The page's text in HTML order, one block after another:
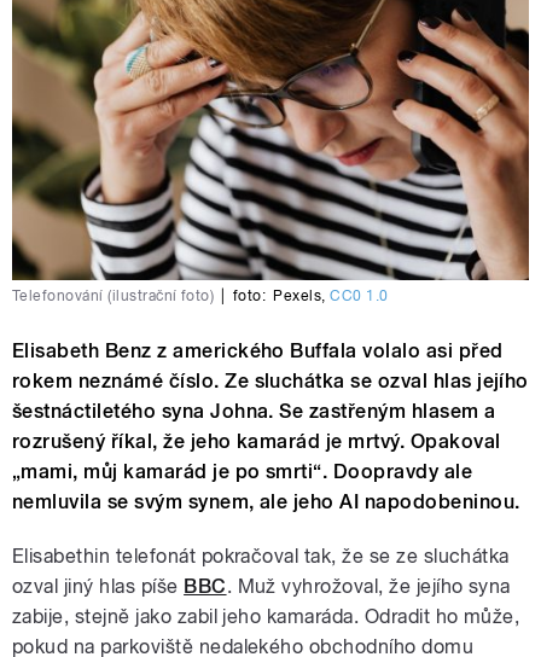
Telefonování (ilustrační foto) foto: Pexels ,CC0 1.0
Elisabeth Benz z amerického Buffala volalo asi před
rokem neznámé číslo. Ze sluchátka se ozval hlas jejího
šestnáctiletého syna Johna. Se zastřeným hlasem a
rozrušený říkal, že jeho kamarád je mrtvý. Opakoval
„mami, můj kamarád je po smrti“. Doopravdy ale
nemluvila se svým synem, ale jeho AI napodobeninou.
Elisabethin telefonát pokračoval tak, že se ze sluchátka
ozval jiný hlas píše BBC. Muž vyhrožoval, že jejího syna
zabije, stejně jako zabil jeho kamaráda. Odradit ho může,
pokud na parkoviště nedalekého obchodního domu